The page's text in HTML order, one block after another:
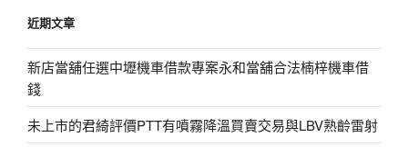
近期文章
新店當舖任選中壢機車借款專案永和當舖合法楠梓機車借
錢
未上市的君綺評價PTT有噴霧降溫買賣交易與LBV熟齡雷射